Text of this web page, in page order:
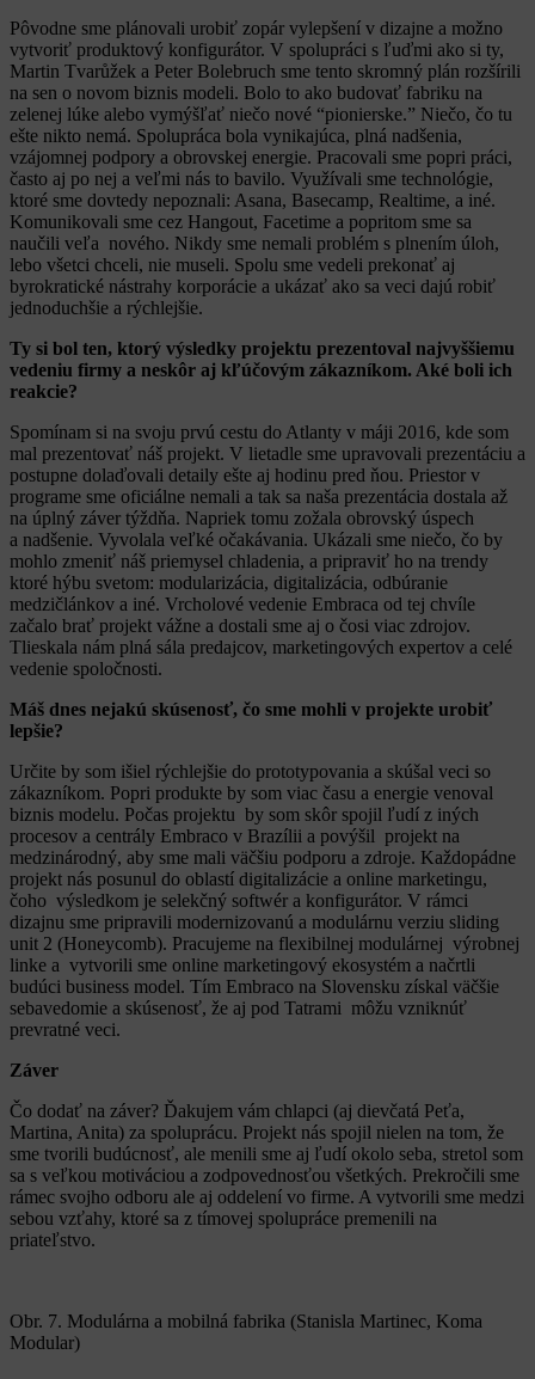
Pôvodne sme plánovali urobiť zopár vylepšení v dizajne a možno
vytvoriť produktový konfigurátor. V spolupráci s ľuďmi ako si ty,
Martin Tvarůžek a Peter Bolebruch sme tento skromný plán rozšírili
na sen o novom biznis modeli. Bolo to ako budovať fabriku na
zelenej lúke alebo vymýšľať niečo nové “pionierske.” Niečo, čo tu
ešte nikto nemá. Spolupráca bola vynikajúca, plná nadšenia,
vzájomnej podpory a obrovskej energie. Pracovali sme popri práci,
často aj po nej a veľmi nás to bavilo. Využívali sme technológie,
ktoré sme dovtedy nepoznali: Asana, Basecamp, Realtime, a iné.
Komunikovali sme cez Hangout, Facetime a popritom sme sa
naučili veľa nového. Nikdy sme nemali problém s plnením úloh,
lebo všetci chceli, nie museli. Spolu sme vedeli prekonať aj
byrokratické nástrahy korporácie a ukázať ako sa veci dajú robiť
jednoduchšie a rýchlejšie.
Ty si bol ten, ktorý výsledky projektu prezentoval najvyššiemu
vedeniu firmy a neskôr aj kľúčovým zákazníkom. Aké boli ich
reakcie?
Spomínam si na svoju prvú cestu do Atlanty v máji 2016, kde som
mal prezentovať náš projekt. V lietadle sme upravovali prezentáciu a
postupne dolaďovali detaily ešte aj hodinu pred ňou. Priestor v
programe sme oficiálne nemali a tak sa naša prezentácia dostala až
na úplný záver týždňa. Napriek tomu zožala obrovský úspech
a nadšenie. Vyvolala veľké očakávania. Ukázali sme niečo, čo by
mohlo zmeniť náš priemysel chladenia, a pripraviť ho na trendy
ktoré hýbu svetom: modularizácia, digitalizácia, odbúranie
medzičlánkov a iné. Vrcholové vedenie Embraca od tej chvíle
začalo brať projekt vážne a dostali sme aj o čosi viac zdrojov.
Tlieskala nám plná sála predajcov, marketingových expertov a celé
vedenie spoločnosti.
Máš dnes nejakú skúsenosť, čo sme mohli v projekte urobiť
lepšie?
Určite by som išiel rýchlejšie do prototypovania a skúšal veci so
zákazníkom. Popri produkte by som viac času a energie venoval
biznis modelu. Počas projektu by som skôr spojil ľudí z iných
procesov a centrály Embraco v Brazílii a povýšil projekt na
medzinárodný, aby sme mali väčšiu podporu a zdroje. Každopádne
projekt nás posunul do oblastí digitalizácie a online marketingu,
čoho výsledkom je selekčný softwér a konfigurátor. V rámci
dizajnu sme pripravili modernizovanú a modulárnu verziu sliding
unit 2 (Honeycomb). Pracujeme na flexibilnej modulárnej výrobnej
linke a vytvorili sme online marketingový ekosystém a načrtli
budúci business model. Tím Embraco na Slovensku získal väčšie
sebavedomie a skúsenosť, že aj pod Tatrami môžu vzniknúť
prevratné veci.
Záver
Čo dodať na záver? Ďakujem vám chlapci (aj dievčatá Peťa,
Martina, Anita) za spoluprácu. Projekt nás spojil nielen na tom, že
sme tvorili budúcnosť, ale menili sme aj ľudí okolo seba, stretol som
sa s veľkou motiváciou a zodpovednosťou všetkých. Prekročili sme
rámec svojho odboru ale aj oddelení vo firme. A vytvorili sme medzi
sebou vzťahy, ktoré sa z tímovej spolupráce premenili na
priateľstvo.
Obr. 7. Modulárna a mobilná fabrika (Stanisla Martinec, Koma
Modular)